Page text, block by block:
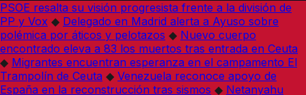
PSOE resalta su visión progresista frente a la división de
PP y Vox ◆ Delegado en Madrid alerta a Ayuso sobre
polémica por áticos y pelotazos ◆ Nuevo cuerpo
encontrado eleva a 83 los muertos tras entrada en Ceuta
◆ Migrantes encuentran esperanza en el campamento El
Trampolín de Ceuta ◆ Venezuela reconoce apoyo de
España en la reconstrucción tras sismos ◆ Netanyahu